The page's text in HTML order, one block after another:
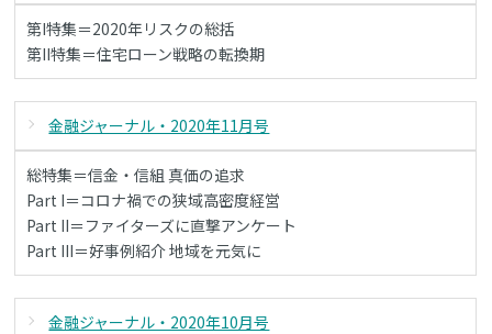
第I特集＝2020年リスクの総括
第II特集＝住宅ローン戦略の転換期
金融ジャーナル・2020年11月号
総特集＝信金・信組 真価の追求
Part I＝コロナ禍での狭域高密度経営
Part II＝ファイターズに直撃アンケート
Part III＝好事例紹介 地域を元気に
金融ジャーナル・2020年10月号